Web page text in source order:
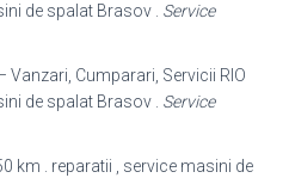
de spalat Brasov . Service
Vanzari, Cumparari, Servicii RIO
de spalat Brasov . Service
km . reparatii , service masini de